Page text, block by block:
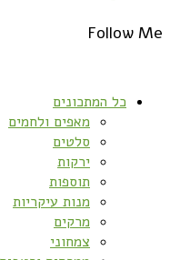
Follow Me
כל המתכונים
מאפים ולחמים
סלטים
ירקות
תוספות
מנות עיקריות
מרקים
צמחוני